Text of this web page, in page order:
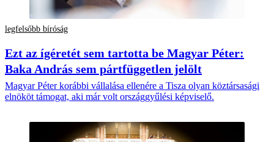
legfelsőbb bíróság
Ezt az ígéretét sem tartotta be Magyar Péter:
Baka András sem pártfüggetlen jelölt
Magyar Péter korábbi vállalása ellenére a Tisza olyan köztársasági
elnököt támogat, aki már volt országgyűlési képviselő.